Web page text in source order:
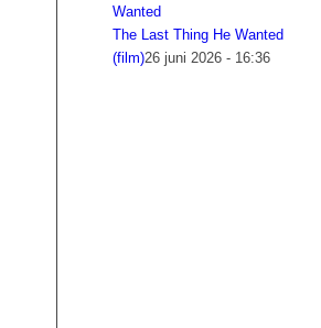
The Last Thing He Wanted
(film)26 juni 2026 - 16:36